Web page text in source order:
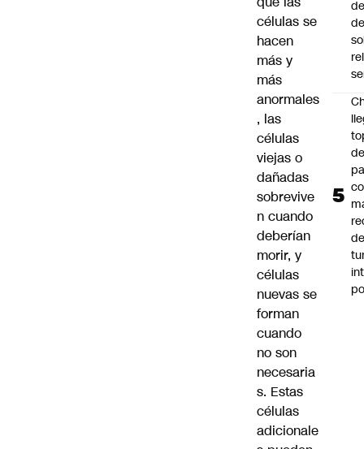
células se
hacen
más y
más
anormales
, las
células
viejas o
dañadas
sobrevive
n cuando
deberían
morir, y
células
nuevas se
forman
cuando
no son
necesaria
s. Estas
células
adicionale
de